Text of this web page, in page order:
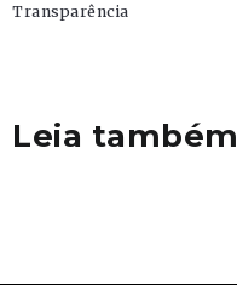
Transparência
Leia também